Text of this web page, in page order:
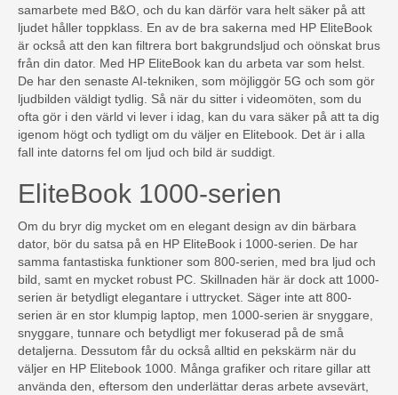
samarbete med B&O, och du kan därför vara helt säker på att
ljudet håller toppklass. En av de bra sakerna med HP EliteBook
är också att den kan filtrera bort bakgrundsljud och oönskat brus
från din dator. Med HP EliteBook kan du arbeta var som helst.
De har den senaste AI-tekniken, som möjliggör 5G och som gör
ljudbilden väldigt tydlig. Så när du sitter i videomöten, som du
ofta gör i den värld vi lever i idag, kan du vara säker på att ta dig
igenom högt och tydligt om du väljer en Elitebook. Det är i alla
fall inte datorns fel om ljud och bild är suddigt.
EliteBook 1000-serien
Om du bryr dig mycket om en elegant design av din bärbara
dator, bör du satsa på en HP EliteBook i 1000-serien. De har
samma fantastiska funktioner som 800-serien, med bra ljud och
bild, samt en mycket robust PC. Skillnaden här är dock att 1000-
serien är betydligt elegantare i uttrycket. Säger inte att 800-
serien är en stor klumpig laptop, men 1000-serien är snyggare,
snyggare, tunnare och betydligt mer fokuserad på de små
detaljerna. Dessutom får du också alltid en pekskärm när du
väljer en HP Elitebook 1000. Många grafiker och ritare gillar att
använda den, eftersom den underlättar deras arbete avsevärt,